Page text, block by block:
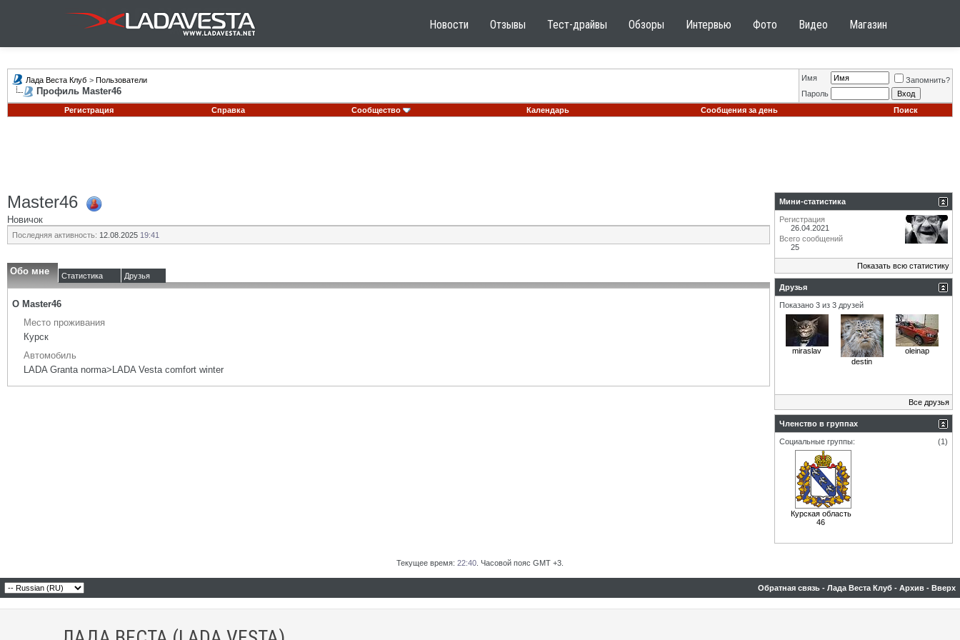
Новости Отзывы Тест-драйвы Обзоры Интервью Фото Видео Магазин
Лада Веста Клуб > Пользователи
Профиль Master46
Имя
Запомнить?
Пароль
Регистрация
Справка Сообщество Календарь Сообщения за день Поиск
Master46
Новичок
Последняя активность: 12.08.2025 19:41
Обо мне Статистика Друзья
О Master46
Место проживания
Курск
Автомобиль
LADA Granta norma>LADA Vesta comfort winter
Мини-статистика
Регистрация
26.04.2021
Всего сообщений
25
Показать всю статистику
Друзья
Показано 3 из 3 друзей
miraslav
destin
oleinap
Все друзья
Членство в группах
(1)
Социальные группы:
Курская область
46
Текущее время: 22:40 . Часовой пояс GMT +3.
Обратная связь - Лада Веста Клуб - Архив - Вверх